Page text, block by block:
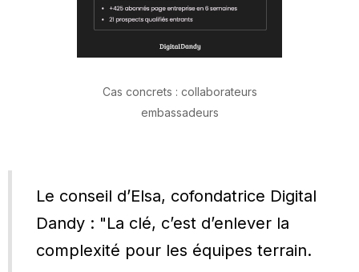
Cas concrets : collaborateurs
embassadeurs
Le conseil d’Elsa, cofondatrice Digital
Dandy : "La clé, c’est d’enlever la
complexité pour les équipes terrain.